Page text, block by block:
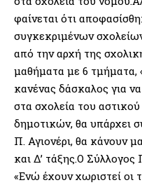
φαίνεται ότι
συγκεκριμένων
από την αρχή της
μαθήματα με 6 τμήματα,
κανένας δάσκαλος για
στα σχολεία του
δημοτικών, θα υπάρχει
Π. Αγιονέρι, θα κάνουν
και Δ’ τάξης.Ο Σύλλογος
«Ενώ έχουν χωριστεί οι